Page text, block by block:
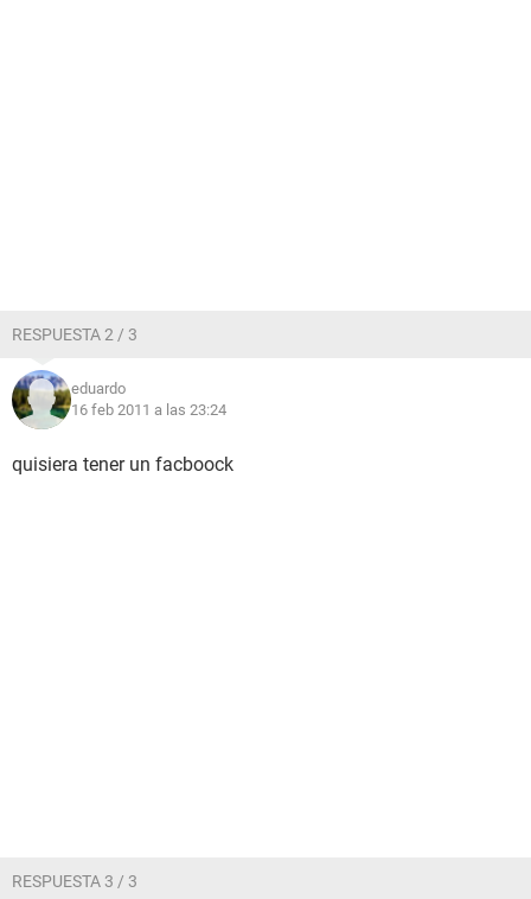
RESPUESTA 2 / 3
eduardo
16 feb 2011 a las 23:24
quisiera tener un facboock
RESPUESTA 3 / 3